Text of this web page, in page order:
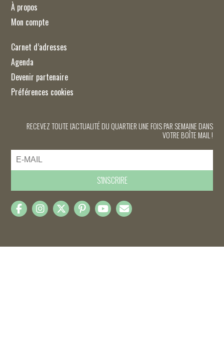
À propos
Mon compte
Carnet d’adresses
Agenda
Devenir partenaire
Préférences cookies
RECEVEZ TOUTE L'ACTUALITÉ DU QUARTIER UNE FOIS PAR SEMAINE DANS
VOTRE BOÎTE MAIL !